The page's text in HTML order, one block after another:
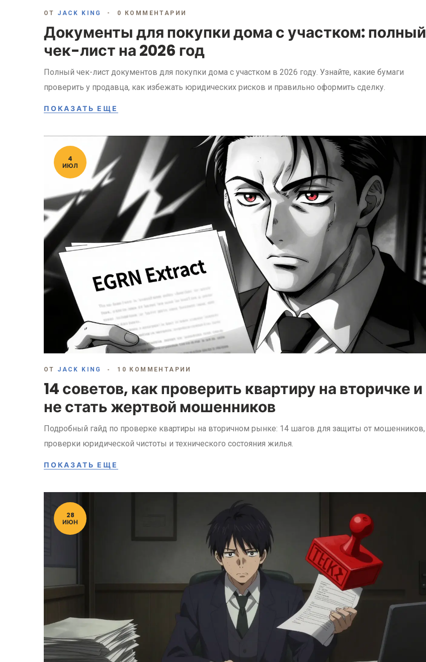
ОТ JACK KING 0 КОММЕНТАРИИ
Документы для покупки дома с участком: полный
чек-лист на 2026 год
Полный чек-лист документов для покупки дома с участком в 2026 году. Узнайте, какие бумаги
проверить у продавца, как избежать юридических рисков и правильно оформить сделку.
ПОКАЗАТЬ ЕЩЕ
4
ИЮЛ
ОТ JACK KING 10 КОММЕНТАРИИ
14 советов, как проверить квартиру на вторичке и
не стать жертвой мошенников
Подробный гайд по проверке квартиры на вторичном рынке: 14 шагов для защиты от мошенников,
проверки юридической чистоты и технического состояния жилья.
ПОКАЗАТЬ ЕЩЕ
28
ИЮН